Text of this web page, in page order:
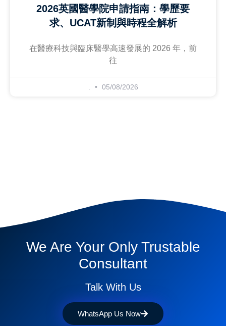
2026英國醫學院申請指南：學歷要
求、UCAT新制與時程全解析
在醫療科技與臨床醫學高速發展的 2026 年，前
往
05/08/2026
We Are Your Only Trustable
Consultant
Talk With Us
WhatsApp Us Now